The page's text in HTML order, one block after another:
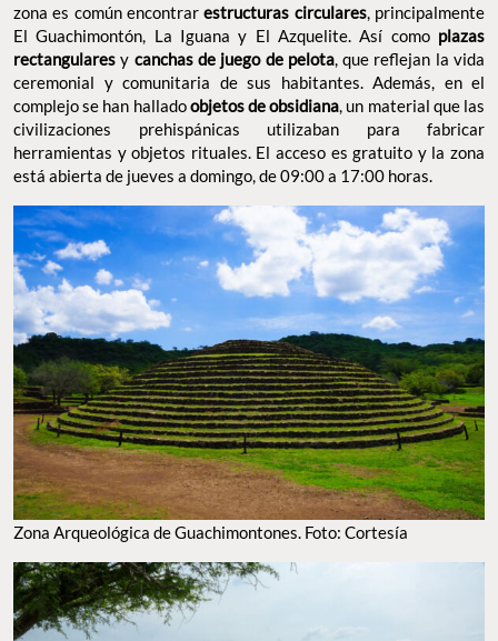
zona es común encontrarestructuras circulares, principalmente
El Guachimontón, La Iguana y El Azquelite. Así como plazas
rectangulares y canchas de juego de pelota, que reflejan la vida
ceremonial y comunitaria de sus habitantes. Además, en el
complejo se han halladoobjetos de obsidiana, un material que las
civilizaciones prehispánicas utilizaban para fabricar
herramientas y objetos rituales. El acceso es gratuito y la zona
está abierta de jueves a domingo, de 09:00 a 17:00 horas.
Zona Arqueológica de Guachimontones. Foto: Cortesía